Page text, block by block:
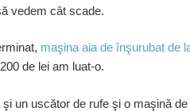
vedem cât scade.
maşina aia de înşurubat de
de lei am luat-o.
şi un uscător de rufe şi o maşină